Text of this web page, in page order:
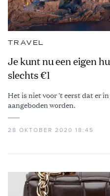
TRAVEL
Je kunt nu een eigen
slechts €1
Het is niet voor 't eerst dat er
aangeboden worden.
28 OKTOBER 2020 18:45